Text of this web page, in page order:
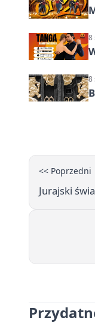
8
8
<< Poprzedni
Jurajski